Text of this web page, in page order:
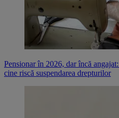
Pensionar în 2026, dar încă
cine riscă suspendarea drepturilor